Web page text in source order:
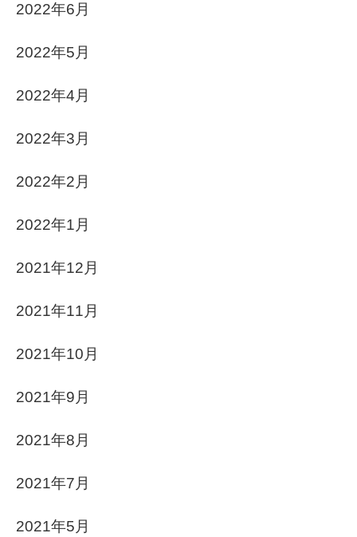
2022年6月
2022年5月
2022年4月
2022年3月
2022年2月
2022年1月
2021年12月
2021年11月
2021年10月
2021年9月
2021年8月
2021年7月
2021年5月